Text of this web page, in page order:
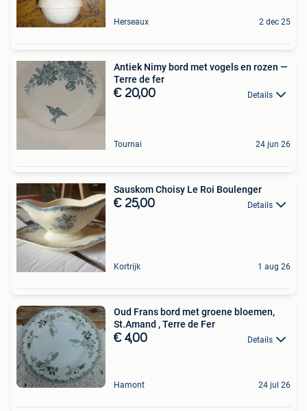
Herseaux 2 dec 25
Antiek Nimy bord met vogels en rozen —
Terre de fer
€ 20,00 Details
Tournai 24 jun 26
Sauskom Choisy Le Roi Boulenger
€ 25,00 Details
Kortrijk 1 aug 26
Oud Frans bord met groene bloemen,
St.Amand , Terre de Fer
€ 4,00 Details
Hamont 24 jul 26